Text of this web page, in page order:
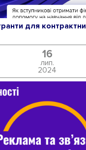
для
16
лип.
2024